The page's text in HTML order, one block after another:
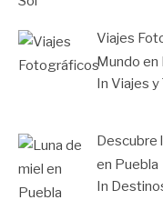
Viajes
Mundo en
In Viajes
Descubre
en Puebla
In